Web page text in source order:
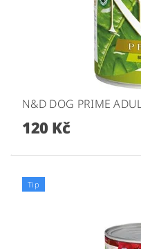
N&D DOG PRIME
120 Kč
Tip